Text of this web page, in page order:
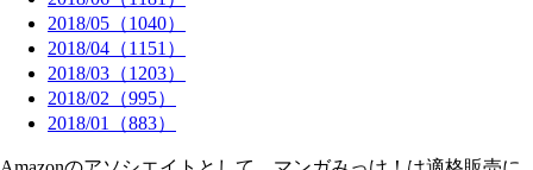
2018/05 （1040）
2018/04 （1151 ）
2018/03 （1203）
2018/02 （995）
2018/01 （883）